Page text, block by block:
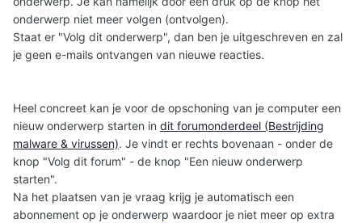
onderwerp niet meer volgen (ontvolgen).
Staat er "Volg dit onderwerp", dan ben je uitgeschreven en zal
je geen e-mails ontvangen van nieuwe reacties.
Heel concreet kan je voor de opschoning van je computer een
nieuw onderwerp starten in dit forumonderdeel (Bestrijding
malware & virussen). Je vindt er rechts bovenaan - onder de
knop "Volg dit forum" - de knop "Een nieuw onderwerp
starten".
Na het plaatsen van je vraag krijg je automatisch een
abonnement op je onderwerp waardoor je niet meer op extra